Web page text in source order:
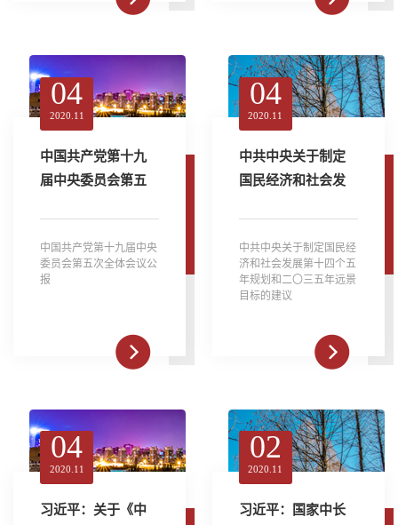
04
2020.11
中国共产党第十九
届中央委员会第五
中国共产党第十九届中央
委员会第五次全体会议公
报
04
2020.11
中共中央关于制定
国民经济和社会发
景目标的建议
中共中央关于制定国民经
济和社会发展第十四个五
年规划和二〇三五年远景
目标的建议
04
2020.11
习近平：关于《中
02
2020.11
习近平：国家中长